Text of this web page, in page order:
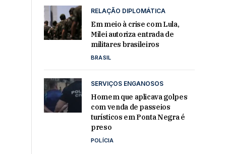
RELAÇÃO DIPLOMÁTICA
Em meio à crise com Lula,
Milei autoriza entrada de
militares brasileiros
BRASIL
SERVIÇOS ENGANOSOS
Homem que aplicava golpes
com venda de passeios
turísticos em Ponta Negra é
preso
POLÍCIA